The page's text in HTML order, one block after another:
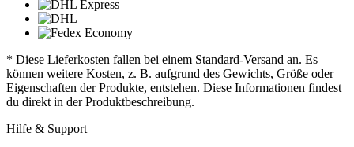
* Diese Lieferkosten fallen bei einem Standard-Versand an. Es
können weitere Kosten, z. B. aufgrund des Gewichts, Größe oder
Eigenschaften der Produkte, entstehen. Diese Informationen findest
du direkt in der Produktbeschreibung.
Hilfe & Support